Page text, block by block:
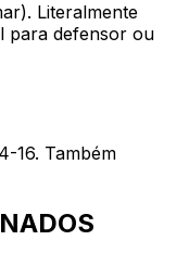
Literalmente
para defensor ou
16. Também